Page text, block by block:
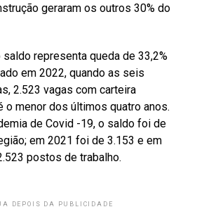
geraram os outros 30% do
representa queda de 33,2%
em 2022, quando as seis
2.523 vagas com carteira
o menor dos últimos quatro anos.
de Covid -19, o saldo foi de
em 2021 foi de 3.153 e em
postos de trabalho.
DEPOIS DA PUBLICIDADE